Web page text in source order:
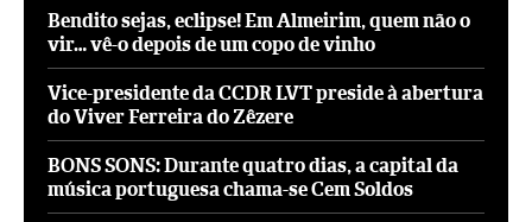
Bendito sejas, eclipse! Em Almeirim, quem não o
vir… vê-o depois de um copo de vinho
Vice-presidente da CCDR LVT preside à abertura
do Viver Ferreira do Zêzere
BONS SONS: Durante quatro dias, a capital da
música portuguesa chama-se Cem Soldos